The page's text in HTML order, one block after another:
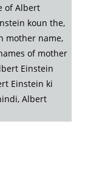
of Albert
koun the,
mother name,
of mother
Einstein
Einstein ki
Albert